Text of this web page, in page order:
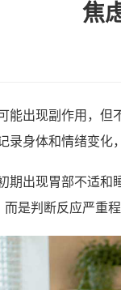
焦
能出现副作用，但
录身体和情绪变化
期出现胃部不适和
而是判断反应严重